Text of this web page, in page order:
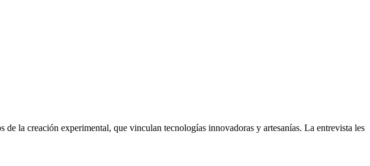
la creación experimental, que vinculan tecnologías innovadoras y artesanías. La entrevista les